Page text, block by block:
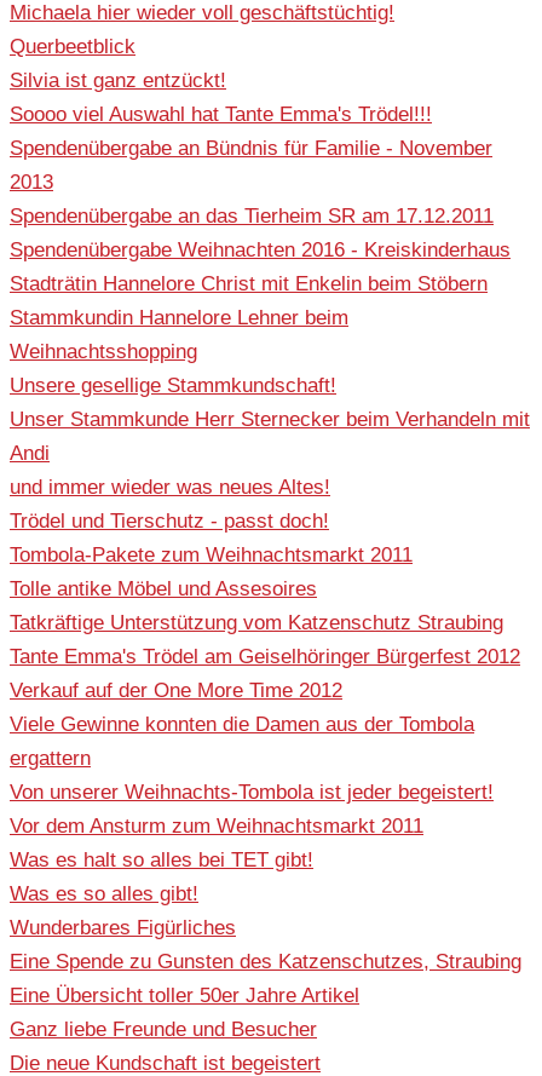
Michaela hier wieder voll geschäftstüchtig!
Querbeetblick
Silvia ist ganz entzückt!
Soooo viel Auswahl hat Tante Emma's Trödel!!!
Spendenübergabe an Bündnis für Familie - November
2013
Spendenübergabe an das Tierheim SR am 17.12.2011
Spendenübergabe Weihnachten 2016 - Kreiskinderhaus
Stadträtin Hannelore Christ mit Enkelin beim Stöbern
Stammkundin Hannelore Lehner beim
Weihnachtsshopping
Unsere gesellige Stammkundschaft!
Unser Stammkunde Herr Sternecker beim Verhandeln mit
Andi
und immer wieder was neues Altes!
Trödel und Tierschutz - passt doch!
Tombola-Pakete zum Weihnachtsmarkt 2011
Tolle antike Möbel und Assesoires
Tatkräftige Unterstützung vom Katzenschutz Straubing
Tante Emma's Trödel am Geiselhöringer Bürgerfest 2012
Verkauf auf der One More Time 2012
Viele Gewinne konnten die Damen aus der Tombola
ergattern
Von unserer Weihnachts-Tombola ist jeder begeistert!
Vor dem Ansturm zum Weihnachtsmarkt 2011
Was es halt so alles bei TET gibt!
Was es so alles gibt!
Wunderbares Figürliches
Eine Spende zu Gunsten des Katzenschutzes, Straubing
Eine Übersicht toller 50er Jahre Artikel
Ganz liebe Freunde und Besucher
Die neue Kundschaft ist begeistert